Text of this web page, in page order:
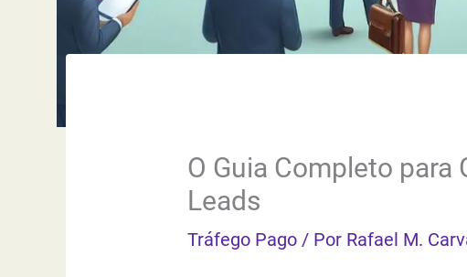
O Guia Completo para
Leads
Tráfego Pago / Por Rafael M.